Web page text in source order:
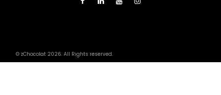
© zChocolat 2026. All Rights reserved.